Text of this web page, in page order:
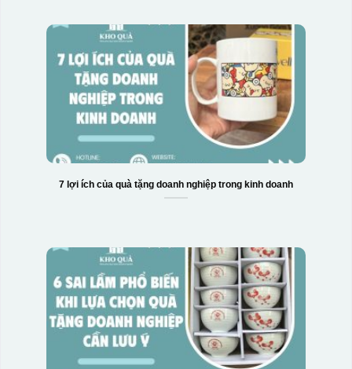
7 lợi ích của quà tặng doanh nghiệp trong kinh doanh